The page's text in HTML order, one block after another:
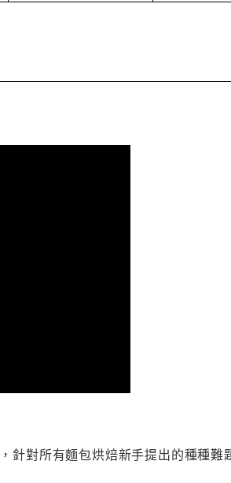
針對所有麵包烘焙新手提出的種種難